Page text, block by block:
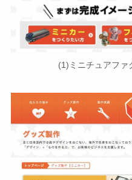
(1)ミニチュアファ